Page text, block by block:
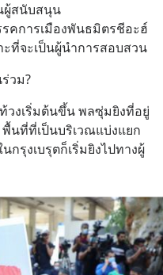
ผู้สนับสนุน
คการเมืองพันธมิตรชีอะฮ์
ะที่จะเป็นผู้นำการสอบสวน
วม?
วงเริ่มต้นขึ้น พลซุ่มยิงที่อยู่
นที่ที่เป็นบริเวณแบ่งแยก
รุงเบรุตก็เริ่มยิงไปทางผู้